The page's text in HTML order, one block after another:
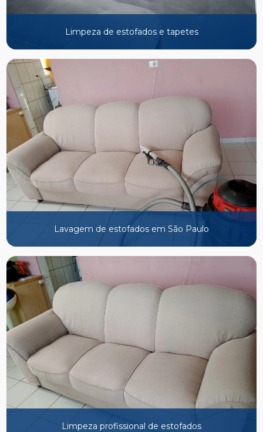
Limpeza de estofados e tapetes
Lavagem de estofados em São Paulo
Limpeza profissional de estofados